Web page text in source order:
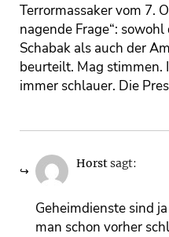
Terrormassaker vom 7.
nagende Frage“:
Schabak als auch der
beurteilt. Mag stimmen.
immer schlauer. Die
Horstsagt:
Geheimdienste sind
man schon vorher